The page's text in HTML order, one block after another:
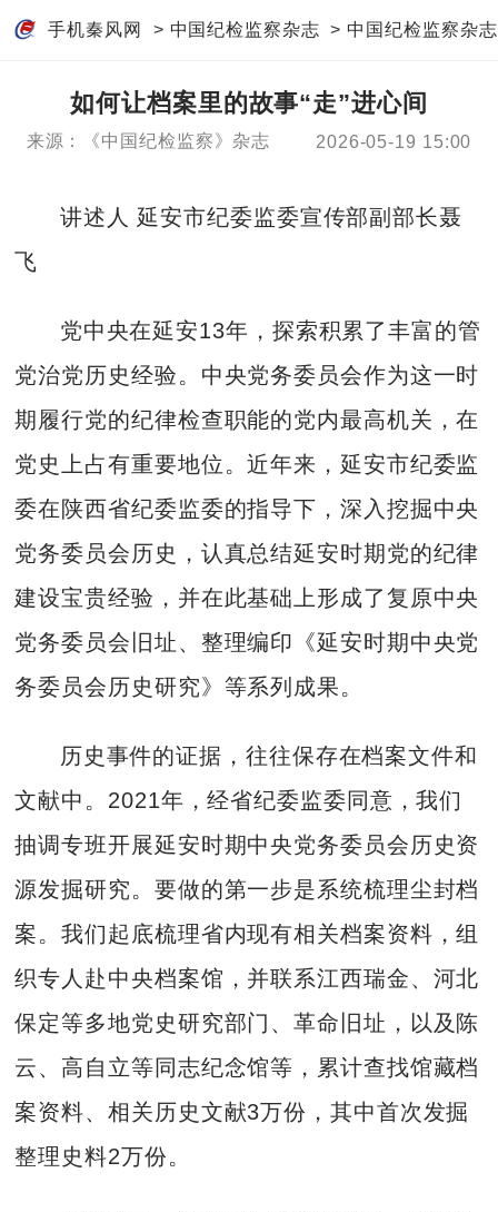
手机秦风网 > 中国纪检监察杂志 >中国纪检监察杂志
如何让档案里的故事“走”进心间
来源：《中国纪检监察》杂志 2026-05-19 15:00
讲述人 延安市纪委监委宣传部副部长聂
飞
党中央在延安13年，探索积累了丰富的管
党治党历史经验。中央党务委员会作为这一时
期履行党的纪律检查职能的党内最高机关，在
党史上占有重要地位。近年来，延安市纪委监
委在陕西省纪委监委的指导下，深入挖掘中央
党务委员会历史，认真总结延安时期党的纪律
建设宝贵经验，并在此基础上形成了复原中央
党务委员会旧址、整理编印《延安时期中央党
务委员会历史研究》等系列成果。
历史事件的证据，往往保存在档案文件和
文献中。2021年，经省纪委监委同意，我们
抽调专班开展延安时期中央党务委员会历史资
源发掘研究。要做的第一步是系统梳理尘封档
案。我们起底梳理省内现有相关档案资料，组
织专人赴中央档案馆，并联系江西瑞金、河北
保定等多地党史研究部门、革命旧址，以及陈
云、高自立等同志纪念馆等，累计查找馆藏档
案资料、相关历史文献3万份，其中首次发掘
整理史料2万份。